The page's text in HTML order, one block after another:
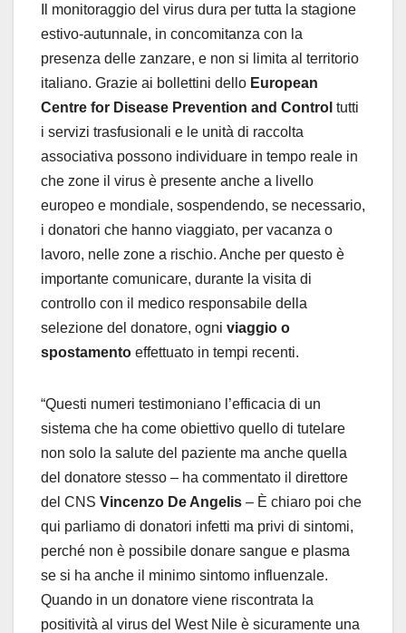
Il monitoraggio del virus dura per tutta la stagione
estivo-autunnale, in concomitanza con la
presenza delle zanzare, e non si limita al territorio
italiano. Grazie ai bollettini dello European
Centre for Disease Prevention and Control tutti
i servizi trasfusionali e le unità di raccolta
associativa possono individuare in tempo reale in
che zone il virus è presente anche a livello
europeo e mondiale, sospendendo, se necessario,
i donatori che hanno viaggiato, per vacanza o
lavoro, nelle zone a rischio. Anche per questo è
importante comunicare, durante la visita di
controllo con il medico responsabile della
selezione del donatore, ogni viaggio o
spostamento effettuato in tempi recenti.
“Questi numeri testimoniano l’efficacia di un
sistema che ha come obiettivo quello di tutelare
non solo la salute del paziente ma anche quella
del donatore stesso – ha commentato il direttore
del CNS Vincenzo De Angelis – È chiaro poi che
qui parliamo di donatori infetti ma privi di sintomi,
perché non è possibile donare sangue e plasma
se si ha anche il minimo sintomo influenzale.
Quando in un donatore viene riscontrata la
positività al virus del West Nile è sicuramente una